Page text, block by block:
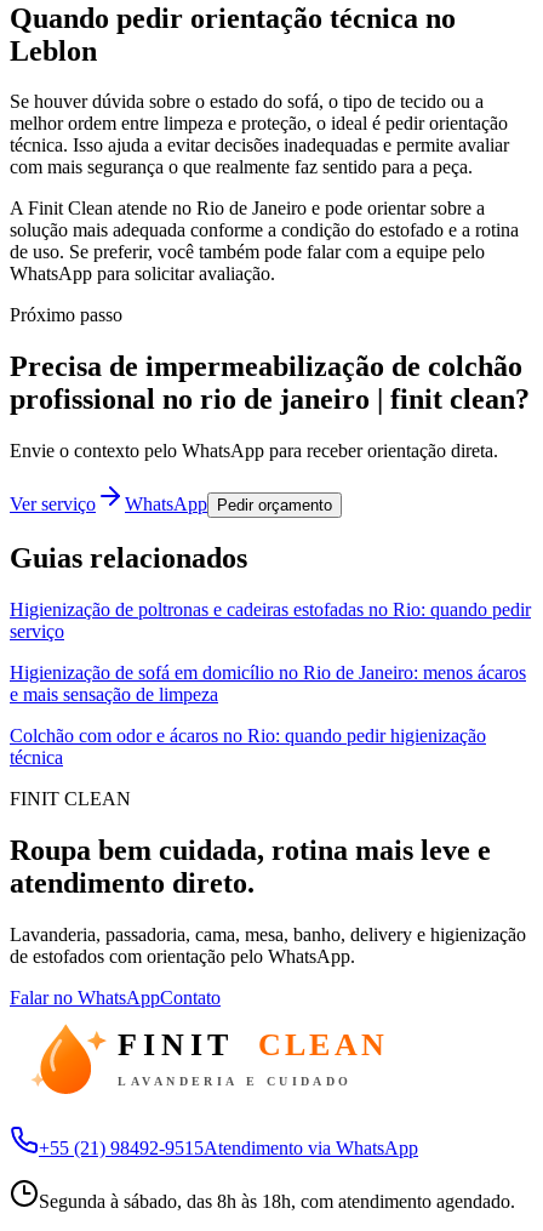
Quando pedir orientação técnica no
Leblon
Se houver dúvida sobre o estado do sofá, o tipo de tecido ou a
melhor ordem entre limpeza e proteção, o ideal é pedir orientação
técnica. Isso ajuda a evitar decisões inadequadas e permite avaliar
com mais segurança o que realmente faz sentido para a peça.
A Finit Clean atende no Rio de Janeiro e pode orientar sobre a
solução mais adequada conforme a condição do estofado e a rotina
de uso. Se preferir, você também pode falar com a equipe pelo
WhatsApp para solicitar avaliação.
Próximo passo
Precisa de impermeabilização de colchão
profissional no rio de janeiro | finit clean?
Envie o contexto pelo WhatsApp para receber orientação direta.
Ver serviço WhatsApp Pedir orçamento
Guias relacionados
Higienização de poltronas e cadeiras estofadas no Rio: quando pedir
serviço
Higienização de sofá em domicílio no Rio de Janeiro: menos ácaros
e mais sensação de limpeza
Colchão com odor e ácaros no Rio: quando pedir higienização
técnica
FINIT CLEAN
Roupa bem cuidada, rotina mais leve e
atendimento direto.
Lavanderia, passadoria, cama, mesa, banho, delivery e higienização
de estofados com orientação pelo WhatsApp.
Falar no WhatsAppContato
FINIT CLEAN
LAVANDERIA E CUIDADO
+55 (21) 98492-9515Atendimento via WhatsApp
Segunda à sábado, das 8h às 18h, com atendimento agendado.